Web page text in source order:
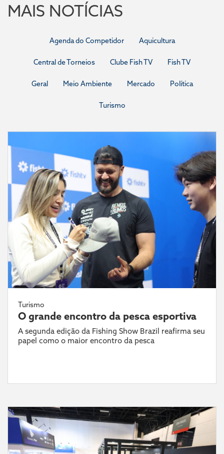
MAIS NOTÍCIAS
Agenda do Competidor Aquicultura
Central de Torneios Clube Fish TV Fish TV
Geral Meio Ambiente Mercado Política
Turismo
Turismo
O grande encontro da pesca esportiva
A segunda edição da Fishing Show Brazil reafirma seu
papel como o maior encontro da pesca